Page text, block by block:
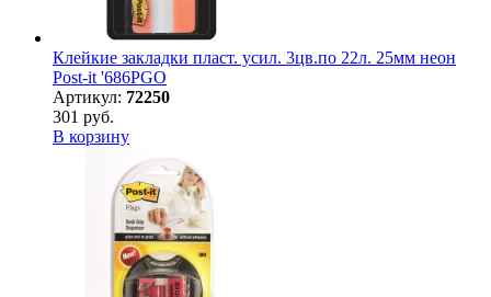
Клейкие закладки пласт. усил. 3цв.по 22л. 25мм неон
Post-it '686PGO
Артикул: 72250
301 руб.
В корзину